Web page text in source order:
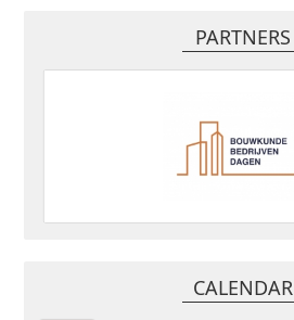
PARTNERS
CALENDAR